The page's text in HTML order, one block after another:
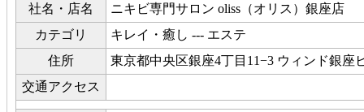
社名・店名
ニキビ専門サロン oliss（オリス）銀座店
カテゴリ
キレイ・癒し --- エステ
住所
東京都中央区銀座4丁目11−3 ウィンド銀座
交通アクセス